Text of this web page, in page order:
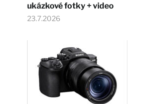
ukázkové fotky + video
23.7.2026